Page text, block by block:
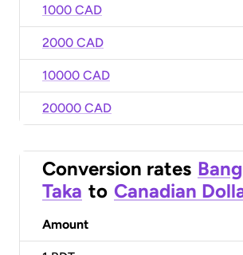
1000 CAD
2000 CAD
10000 CAD
20000 CAD
Conversion rates
Taka to Canadian
Amount